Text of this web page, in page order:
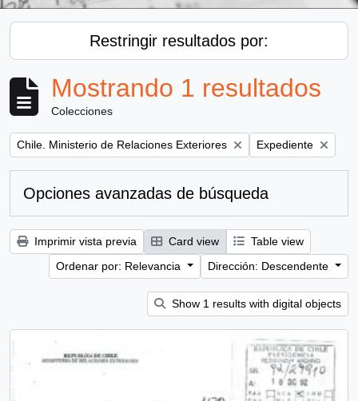
Restringir resultados por:
Mostrando 1 resultados
Colecciones
Remove filter:
Chile. Ministerio de Relaciones Exteriores Remove filter:
Expediente
Opciones avanzadas de búsqueda
Imprimir vista previa Card view
Table view
Ordenar por: Relevancia
Dirección: Descendente
Show 1 results with digital objects